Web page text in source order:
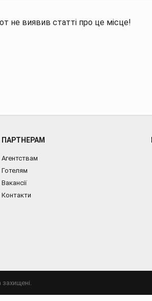
не виявив статті про це місце!
ПАРТНЕРАМ
Агентствам
Готелям
Вакансії
Контакти